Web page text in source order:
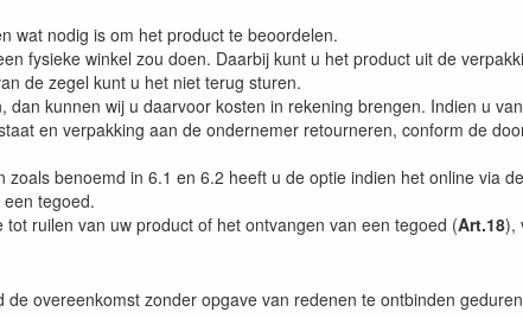
wat nodig is om het product te beoordelen.
fysieke winkel zou doen. Daarbij kunt u het product uit de
de zegel kunt u het niet terug sturen.
kunnen wij u daarvoor kosten in rekening brengen. Indien u
en verpakking aan de ondernemer retourneren, conform de
benoemd in 6.1 en 6.2 heeft u de optie indien het online via
tegoed.
ruilen van uw product of het ontvangen van een tegoed (Art.18),
overeenkomst zonder opgave van redenen te ontbinden